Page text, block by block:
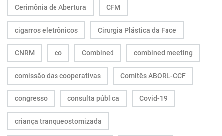
Cerimônia de Abertura CFM
cigarros eletrônicos Cirurgia Plástica da Face
CNRM co Combined combined meeting
comissão das cooperativas Comitês ABORL-CCF
congresso consulta pública Covid-19
criança tranqueostomizada